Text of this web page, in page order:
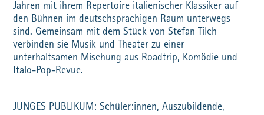
Jahren mit ihrem Repertoire italienischer Klassiker auf
den Bühnen im deutschsprachigen Raum unterwegs
sind. Gemeinsam mit dem Stück von Stefan Tilch
verbinden sie Musik und Theater zu einer
unterhaltsamen Mischung aus Roadtrip, Komödie und
Italo-Pop-Revue.
JUNGES PUBLIKUM: Schüler:innen, Auszubildende,